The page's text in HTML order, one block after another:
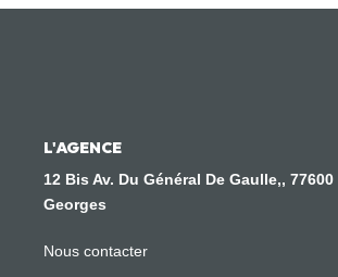
L'AGENCE
12 Bis Av. Du Général De Gaulle,,
Georges
Nous contacter